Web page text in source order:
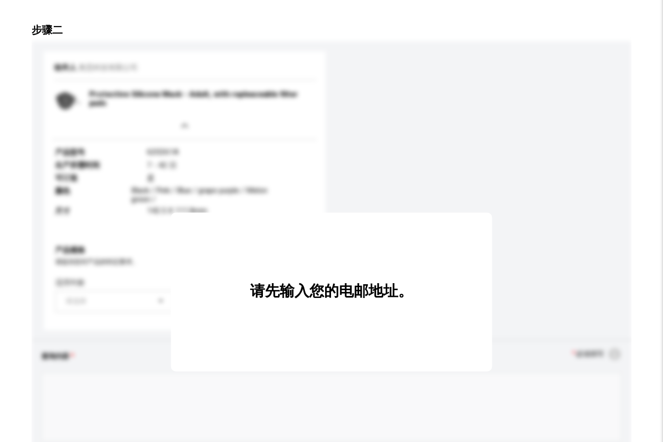
步骤二
收件人
Protective Silicone Mask - Adult, with repleaceable filter
pads
产品型号
620261A
生产所需时间
7 - 42 日
可订造
是
颜色
Black / Pink / Blue / grape purple / Melon
green /
142.5 X 111.8mm
产品规格
适用年龄
查询内容 必须填写
请先输入您的电邮地址。